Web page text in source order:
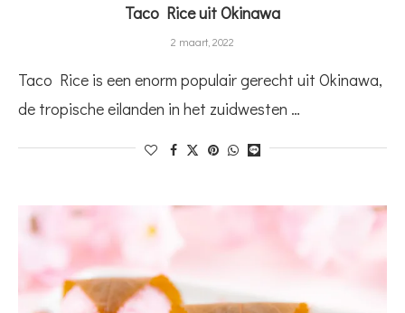
Taco Rice uit Okinawa
2 maart, 2022
Taco Rice is een enorm populair gerecht uit Okinawa,
de tropische eilanden in het zuidwesten …